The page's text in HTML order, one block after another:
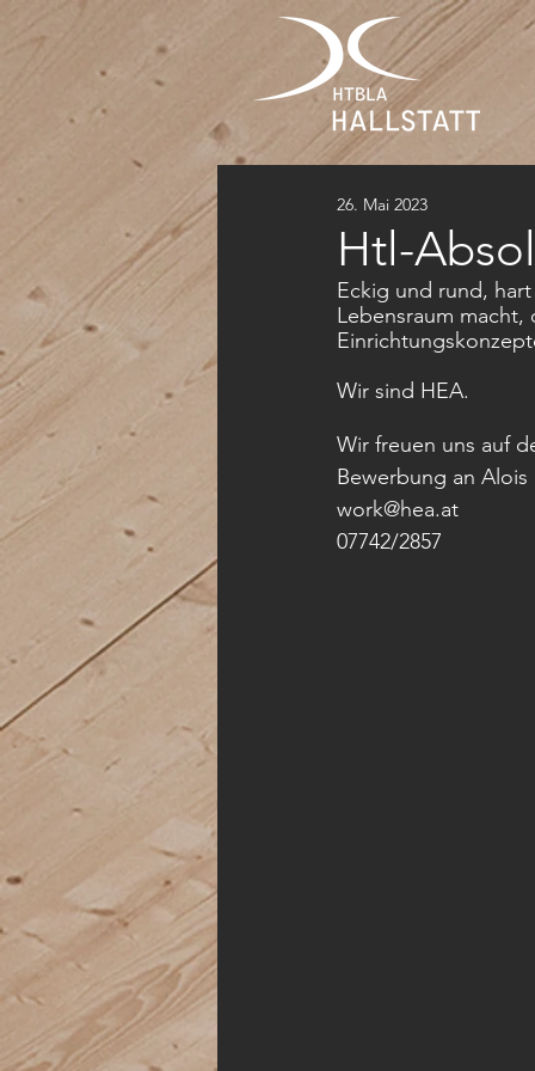
Htl-
26. Mai 2023
Eckig und rund,
Lebensraum
Wir sind HEA.
Wir freuen uns auf
Bewerbung an
work@hea.at
07742/2857